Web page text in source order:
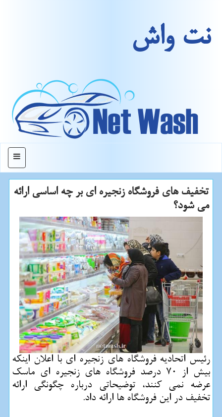
نت واش
منو
تخفیف های فروشگاه زنجیره ای بر چه اساسی ارائه
می شود؟
رئیس اتحادیه فروشگاه های زنجیره ای با اعلان اینكه
بیش از 70 درصد فروشگاه های زنجیره ای ماسك
عرضه نمی كنند، توضیحاتی درباره چگونگی ارائه
تخفیف در این فروشگاه ها ارائه داد.